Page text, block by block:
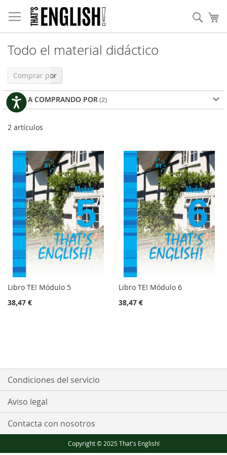
este
web
incluye
sistema
accesibilidad.
Accesibilidad
al
contenido
Todo el material didáctico
2 artículos
Libro TE! Módulo 5
38,47 €
Libro TE! Módulo 6
38,47 €
Comprar por
AHORA COMPRANDO POR
Condiciones del servicio
Aviso legal
Contacta con nosotros
Copyright © 2025 That's English!